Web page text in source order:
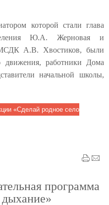
которой стали глава
Ю.А. Жерновая и
А.В. Хвостиков, были
движения, работники Дома
начальной школы,
«Сделай родное село
программа